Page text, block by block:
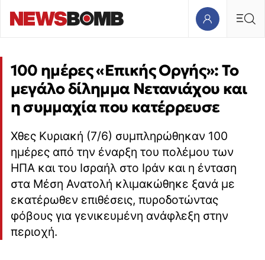
100 ημέρες «Επικής Οργής»: Το
μεγάλο δίλημμα Νετανιάχου και
η συμμαχία που κατέρρευσε
Χθες Κυριακή (7/6) συμπληρώθηκαν 100
ημέρες από την έναρξη του πολέμου των
ΗΠΑ και του Ισραήλ στο Ιράν και η ένταση
στα Μέση Ανατολή κλιμακώθηκε ξανά με
εκατέρωθεν επιθέσεις, πυροδοτώντας
φόβους για γενικευμένη ανάφλεξη στην
περιοχή.